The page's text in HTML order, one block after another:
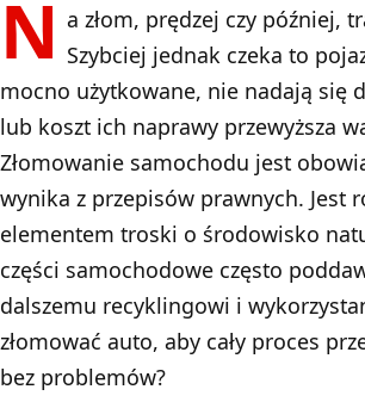
N a złom, prędzej czy później,
Szybciej jednak czeka to
mocno użytkowane, nie nadają się
lub koszt ich naprawy przewyższa
Złomowanie samochodu jest
wynika z przepisów prawnych. Jest
elementem troski o środowisko
części samochodowe często
dalszemu recyklingowi i
złomować auto, aby cały proces
bez problemów?